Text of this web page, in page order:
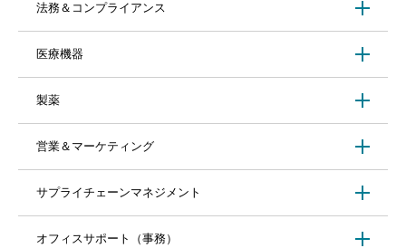
法務＆コンプライアンス
医療機器
製薬
営業＆マーケティング
サプライチェーンマネジメント
オフィスサポート（事務）